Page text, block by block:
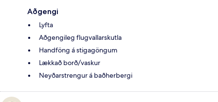
Aðgengi
Lyfta
Aðgengileg flugvallarskutla
Handföng á stigagöngum
Lækkað borð/vaskur
Neyðarstrengur á baðherbergi